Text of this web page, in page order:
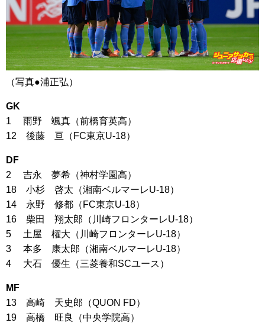
（写真●浦正弘）
GK
1 雨野 颯真（前橋育英高）
12 後藤 亘（FC東京U-18）
DF
2 吉永 夢希（神村学園高）
18 小杉 啓太（湘南ベルマーレU-18）
14 永野 修都（FC東京U-18）
16 柴田 翔太郎（川崎フロンターレU-18）
5 土屋 櫂大（川崎フロンターレU-18）
3 本多 康太郎（湘南ベルマーレU-18）
4 大石 優生（三菱養和SCユース）
MF
13 高崎 天史郎（QUON FD）
19 高橋 旺良（中央学院高）